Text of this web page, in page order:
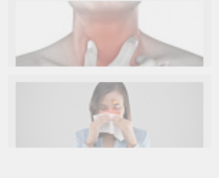
Диета 7 стол при заболеваниях почек (острый и
Ларингит: все о ларингите и его лечении. Как
спасти свой голос.